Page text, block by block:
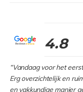
4.8
“Vandaag voor het
Erg overzichtelijk en
en vakkundige manier